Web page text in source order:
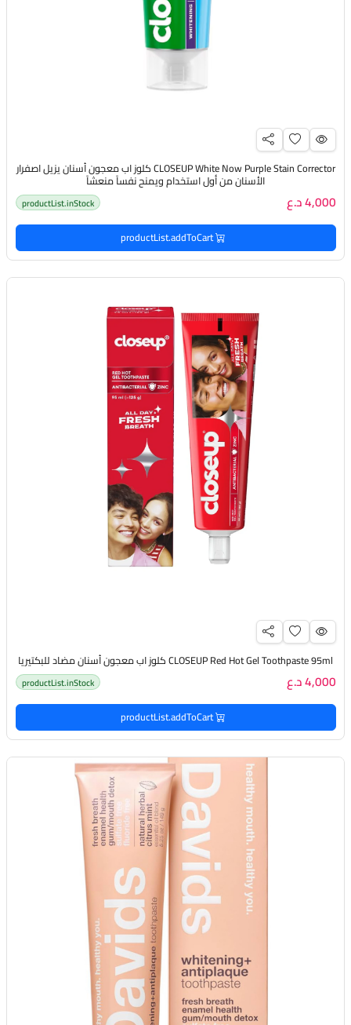
CLOSEUP White Now Purple Stain Corrector كلوز اب معجون أسنان يزيل اصفرار
الأسنان من أول استخدام ويمنح نفساً منعشاً
4,000 د.ع productList.inStock
productList.addToCart
CLOSEUP Red Hot Gel Toothpaste 95ml كلوز اب معجون أسنان مضاد للبكتيريا
4,000 د.ع productList.inStock
productList.addToCart